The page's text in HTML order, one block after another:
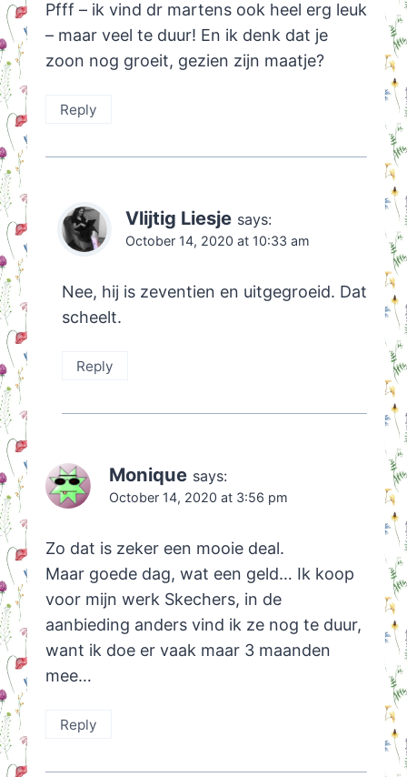
Pfff – ik vind dr martens ook heel erg leuk
– maar veel te duur! En ik denk dat je
zoon nog groeit, gezien zijn maatje?
Reply
Vlijtig Liesje says:
October 14, 2020 at 10:33 am
Nee, hij is zeventien en uitgegroeid. Dat
scheelt.
Reply
Monique says:
October 14, 2020 at 3:56 pm
Zo dat is zeker een mooie deal.
Maar goede dag, wat een geld… Ik koop
voor mijn werk Skechers, in de
aanbieding anders vind ik ze nog te duur,
want ik doe er vaak maar 3 maanden
mee…
Reply